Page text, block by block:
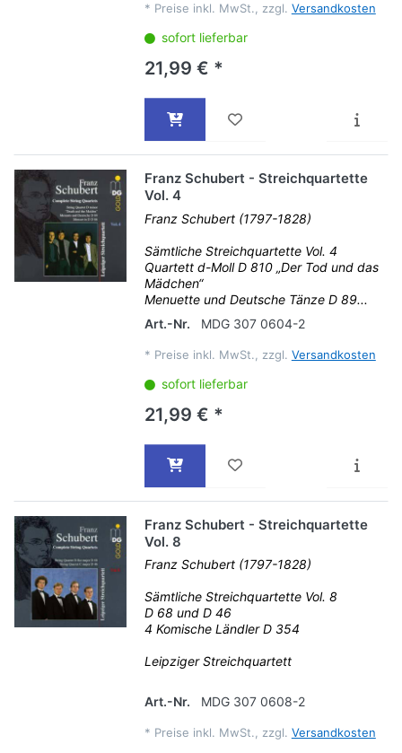
* Preise inkl. MwSt., zzgl. Versandkosten
sofort lieferbar
21,99 € *
Franz Schubert - Streichquartette
Vol. 4
Franz Schubert (1797-1828)
Sämtliche Streichquartette Vol. 4
Quartett d-Moll D 810 „Der Tod und das
Mädchen“
Menuette und Deutsche Tänze D 89...
Art.-Nr.
MDG 307 0604-2
* Preise inkl. MwSt., zzgl. Versandkosten
sofort lieferbar
21,99 € *
Franz Schubert - Streichquartette
Vol. 8
Franz Schubert (1797-1828)
Sämtliche Streichquartette Vol. 8
D 68 und D 46
4 Komische Ländler D 354
Leipziger Streichquartett
Art.-Nr. MDG 307 0608-2
* Preise inkl. MwSt., zzgl. Versandkosten